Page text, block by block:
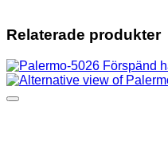
Relaterade produkter